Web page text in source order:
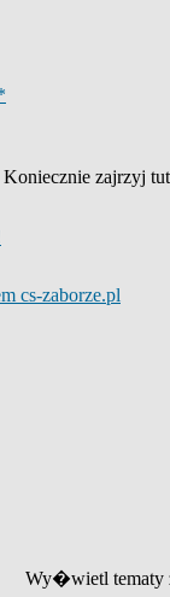
Koniecznie zajrzyj
cs-zaborze.pl
Wy�wietl tematy